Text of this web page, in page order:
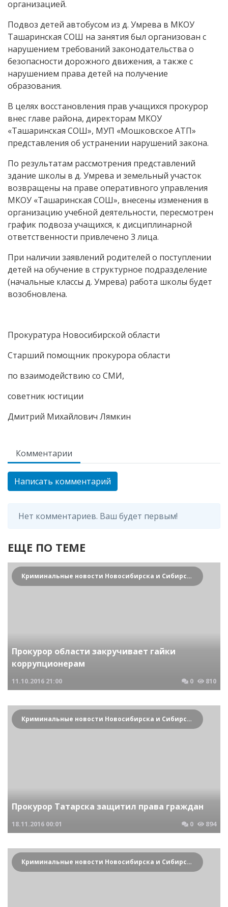
организацией.
Подвоз детей автобусом из д. Умрева в МКОУ
Ташаринская СОШ на занятия был организован с
нарушением требований законодательства о
безопасности дорожного движения, а также с
нарушением права детей на получение
образования.
В целях восстановления прав учащихся прокурор
внес главе района, директорам МКОУ
«Ташаринская СОШ», МУП «Мошковское АТП»
представления об устранении нарушений закона.
По результатам рассмотрения представлений
здание школы в д. Умрева и земельный участок
возвращены на праве оперативного управления
МКОУ «Ташаринская СОШ», внесены изменения в
организацию учебной деятельности, пересмотрен
график подвоза учащихся, к дисциплинарной
ответственности привлечено 3 лица.
При наличии заявлений родителей о поступлении
детей на обучение в структурное подразделение
(начальные классы д. Умрева) работа школы будет
возобновлена.
Прокуратура Новосибирской области
Старший помощник прокурора области
по взаимодействию со СМИ,
советник юстиции
Дмитрий Михайлович Лямкин
Комментарии
Написать комментарий
Нет комментариев. Ваш будет первым!
ЕЩЕ ПО ТЕМЕ
Криминальные новости Новосибирска и Сибирского региона
Прокурор области закручивает гайки
коррупционерам
11.10.2016 21:00 0 810
Криминальные новости Новосибирска и Сибирского региона
Прокурор Татарска защитил права граждан
18.11.2016 00:01 0 894
Криминальные новости Новосибирска и Сибирского региона